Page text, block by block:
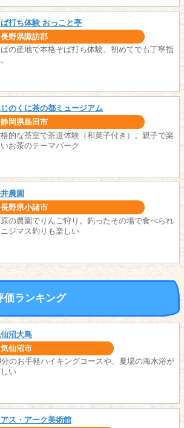
打ち体験 おっこと亭
長野県諏訪郡
の産地で本格そば打ち体験。初めてでも丁寧指
のくに茶の都ミュージアム
静岡県島田市
的な茶室で茶道体験（和菓子付き）。親子で楽
いお茶のテーマパーク
農園
長野県小諸市
の農園でりんご狩り。釣ったその場で食べられ
ジマス釣りも楽しい
価ランキング
沼大島
気仙沼市
分のお手軽ハイキングコースや、夏場の海水浴が
い
アス・アーク美術館